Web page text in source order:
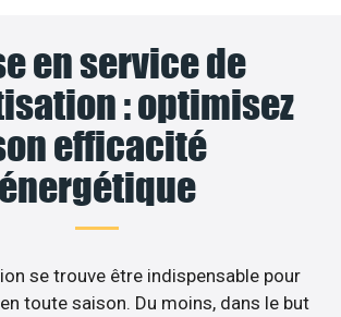
en service de
: optimisez
efficacité
énergétique
se trouve être indispensable pour
toute saison. Du moins, dans le but